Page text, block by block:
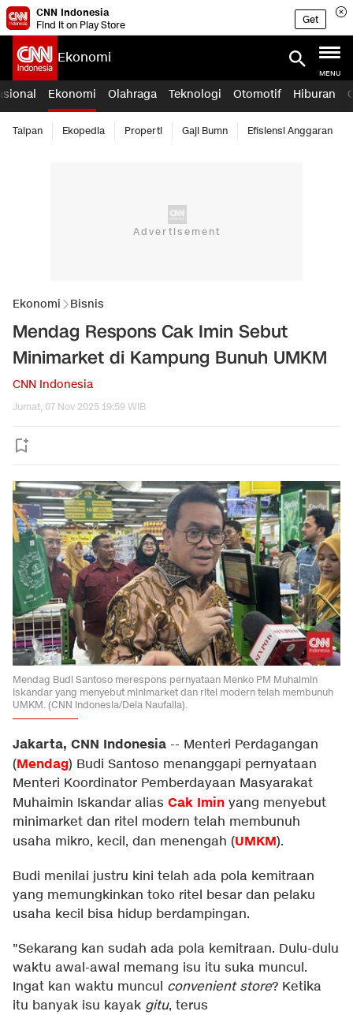
CNN Indonesia
Find it on Play Store
Get
Ekonomi
MENU
Ekonomi Olahraga Teknologi Otomotif Hiburan
Taipan Ekopedia Properti Gaji Bumn Efisiensi Anggaran
Ekonomi Bisnis
Mendag Respons Cak Imin Sebut
Minimarket di Kampung Bunuh UMKM
CNN Indonesia
Jumat, 07 Nov 2025 19:59 WIB
Mendag Budi Santoso merespons pernyataan Menko PM Muhaimin
Iskandar yang menyebut minimarket dan ritel modern telah membunuh
UMKM. (CNN Indonesia/Dela Naufalia).
Jakarta, CNN Indonesia -- Menteri Perdagangan
(Mendag) Budi Santoso menanggapi pernyataan
Menteri Koordinator Pemberdayaan Masyarakat
Muhaimin Iskandar alias Cak Imin yang menyebut
minimarket dan ritel modern telah membunuh
usaha mikro, kecil, dan menengah (UMKM).
Budi menilai justru kini telah ada pola kemitraan
yang memungkinkan toko ritel besar dan pelaku
usaha kecil bisa hidup berdampingan.
"Sekarang kan sudah ada pola kemitraan. Dulu-dulu
waktu awal-awal memang isu itu suka muncul.
Ingat kan waktu muncul convenient store? Ketika
itu banyak isu kayak gitu, terus